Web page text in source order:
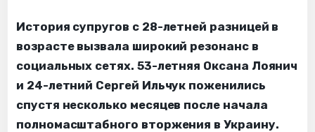
История супругов с 28-летней разницей в
возрасте вызвала широкий резонанс в
социальных сетях. 53-летняя Оксана Лоянич
и 24-летний Сергей Ильчук поженились
спустя несколько месяцев после начала
полномасштабного вторжения в Украину.